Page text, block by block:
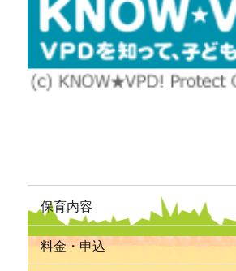
保育内容
料金・申込